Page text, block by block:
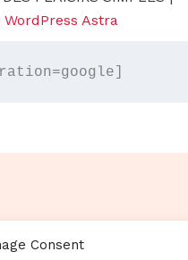
Consent
Astra